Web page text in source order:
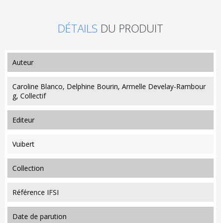
DÉTAILS DU PRODUIT
auteur
Caroline Blanco, Delphine Bourin, Armelle Develay-Rambour
g, Collectif
editeur
Vuibert
collection
Référence IFSI
date de parution